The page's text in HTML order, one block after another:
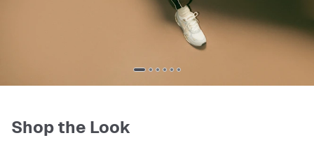
Shop the Look